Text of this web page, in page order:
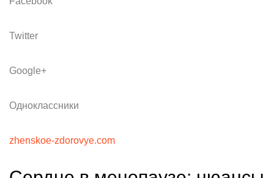
Twitter
Google+
Одноклассники
zhenskoe-zdorovye.com